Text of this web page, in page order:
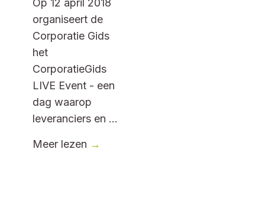
Op 12 april 2018
organiseert de
Corporatie Gids
het
CorporatieGids
LIVE Event - een
dag waarop
leveranciers en ...
Meer lezen →